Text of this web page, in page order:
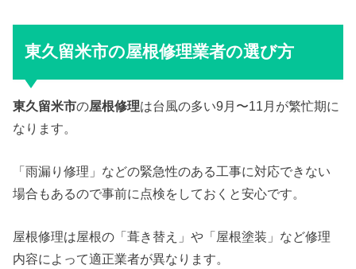
東久留米市の屋根修理業者の選び方
東久留米市の屋根修理は台風の多い9月〜11月が繁忙期に
なります。
「雨漏り修理」などの緊急性のある工事に対応できない
場合もあるので事前に点検をしておくと安心です。
屋根修理は屋根の「葺き替え」や「屋根塗装」など修理
内容によって適正業者が異なります。